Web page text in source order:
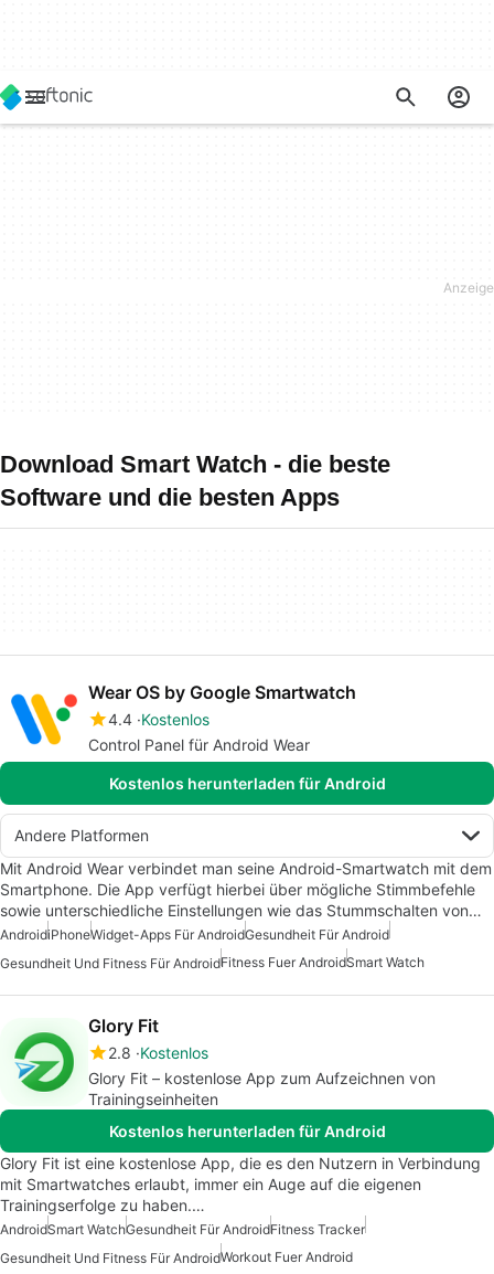
Download Smart Watch - die beste
Software und die besten Apps
Wear OS by Google Smartwatch
4.4 Kostenlos
Control Panel für Android Wear
Kostenlos herunterladen für Android
Andere Platformen
Mit Android Wear verbindet man seine Android-Smartwatch mit dem
Smartphone. Die App verfügt hierbei über mögliche Stimmbefehle
sowie unterschiedliche Einstellungen wie das Stummschalten von…
AndroidiPhoneWidget-Apps Für AndroidGesundheit Für Android
Gesundheit Und Fitness Für AndroidFitness Fuer AndroidSmart Watch
Glory Fit
2.8 Kostenlos
Glory Fit – kostenlose App zum Aufzeichnen von
Trainingseinheiten
Kostenlos herunterladen für Android
Glory Fit ist eine kostenlose App, die es den Nutzern in Verbindung
mit Smartwatches erlaubt, immer ein Auge auf die eigenen
Trainingserfolge zu haben.…
AndroidSmart WatchGesundheit Für AndroidFitness Tracker
Gesundheit Und Fitness Für AndroidWorkout Fuer Android